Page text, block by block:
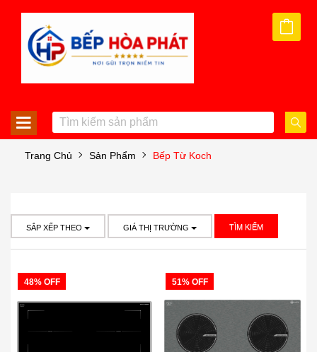
Trang Chủ Sản Phẩm Bếp Từ Koch
SẮP XẾP THEO GIÁ THỊ TRƯỜNG TÌM KIẾM
48% OFF 51% OFF